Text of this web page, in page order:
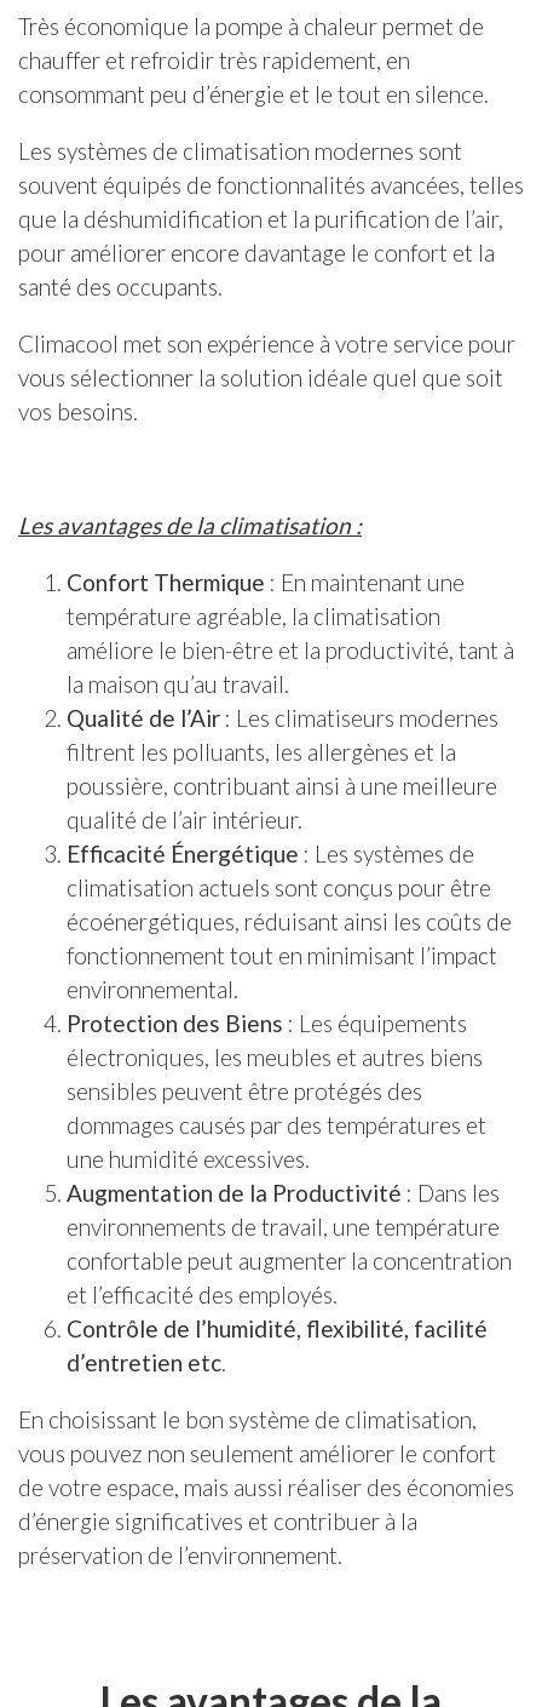
Très économique la pompe à chaleur permet de
chauffer et refroidir très rapidement, en
consommant peu d’énergie et le tout en silence.
Les systèmes de climatisation modernes sont
souvent équipés de fonctionnalités avancées, telles
que la déshumidification et la purification de l’air,
pour améliorer encore davantage le confort et la
santé des occupants.
Climacool met son expérience à votre service pour
vous sélectionner la solution idéale quel que soit
vos besoins.
Les avantages de la climatisation :
Confort Thermique : En maintenant une
température agréable, la climatisation
améliore le bien-être et la productivité, tant à
la maison qu’au travail.
Qualité de l’Air : Les climatiseurs modernes
filtrent les polluants, les allergènes et la
poussière, contribuant ainsi à une meilleure
qualité de l’air intérieur.
Efficacité Énergétique : Les systèmes de
climatisation actuels sont conçus pour être
écoénergétiques, réduisant ainsi les coûts de
fonctionnement tout en minimisant l’impact
environnemental.
Protection des Biens : Les équipements
électroniques, les meubles et autres biens
sensibles peuvent être protégés des
dommages causés par des températures et
une humidité excessives.
Augmentation de la Productivité : Dans les
environnements de travail, une température
confortable peut augmenter la concentration
et l’efficacité des employés.
Contrôle de l’humidité, flexibilité, facilité
d’entretien etc.
En choisissant le bon système de climatisation,
vous pouvez non seulement améliorer le confort
de votre espace, mais aussi réaliser des économies
d’énergie significatives et contribuer à la
préservation de l’environnement.